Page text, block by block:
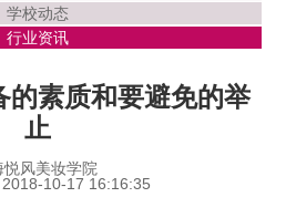
学校动态
行业资讯
的素质和要避免的举
止
风美妆学院
10-17 16:16:35